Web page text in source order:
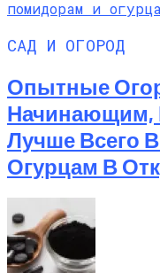
САД И ОГОРОД
Опытные
Начинающим,
Лучше Всего
Огурцам В